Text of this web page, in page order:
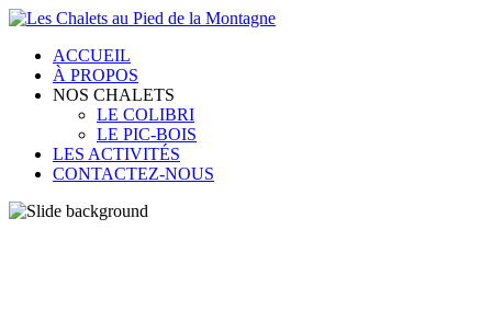
ACCUEIL
À PROPOS
NOS CHALETS
LE COLIBRI
LE PIC-BOIS
LES ACTIVITÉS
CONTACTEZ-NOUS